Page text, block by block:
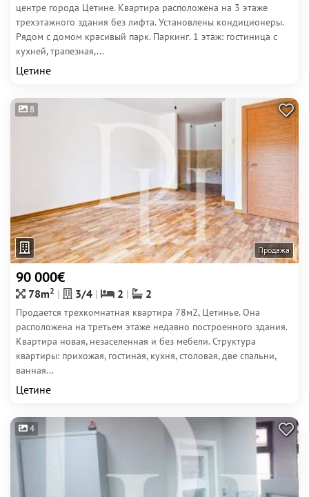
центре города Цетине. Квартира расположена на 3 этаже
трехэтажного здания без лифта. Установлены кондиционеры.
Рядом с домом красивый парк. Паркинг. 1 этаж: гостиница с
кухней, трапезная,...
Цетине
8
Продажа
90 000€
78m2 3/4 2 2
Продается трехкомнатная квартира 78м2, Цетинье. Она
расположена на третьем этаже недавно построенного здания.
Квартира новая, незаселенная и без мебели. Структура
квартиры: прихожая, гостиная, кухня, столовая, две спальни,
ванная...
Цетине
4